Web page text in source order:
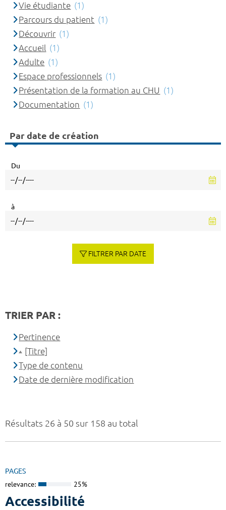
Résultats 26 à 50 sur 158 au total
PAGES
relevance: 25%
Accessibilité
Vie étudiante (1)
Parcours du patient (1)
Découvrir (1)
Accueil (1)
Adulte (1)
Espace professionnels (1)
Présentation de la formation au CHU (1)
Documentation (1)
Par date de création
Du
à
FILTRER PAR DATE
TRIER PAR :
Pertinence
[Titre]
Type de contenu
Date de dernière modification